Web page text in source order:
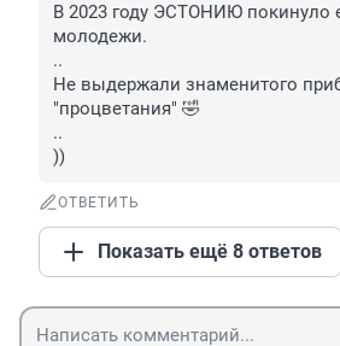
В 2023 году ЭСТОНИЮ покинуло
молодежи.
..
Не выдержали знаменитого
"процветания" 🤣
..
))
ОТВЕТИТЬ
Показать ещё 8 ответов